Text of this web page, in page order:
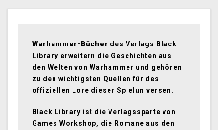
Warhammer-Bücher des Verlags Black
Library erweitern die Geschichten aus
den Welten von Warhammer und gehören
zu den wichtigsten Quellen für des
offiziellen Lore dieser Spieluniversen.
Black Library ist die Verlagssparte von
Games Workshop, die Romane aus den